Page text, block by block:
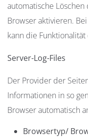
automatische
Browser aktivieren.
kann die
Server-Log-Files
Der Provider der
Informationen in so
Browser automatisch
Browsertyp/